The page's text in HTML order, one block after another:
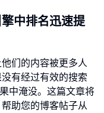
中排名迅速提
们的内容被更多人
有经过有效的搜索
中淹没。这篇文章将
助您的博客帖子从